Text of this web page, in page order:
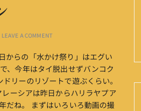
LEAVE A COMMENT
からの「水かけ祭り」はエグい
、今年はタイ脱出せずバンコク
リーのリゾートで遊ぶくらい。
ーシアは昨日からハリラヤプア
だね。 まずはいろいろ動画の撮